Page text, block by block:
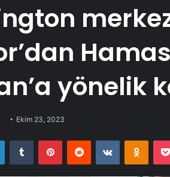
yönelik
Ekim 23, 2023
LinkedInTumblr PinterestReddit VKontakte